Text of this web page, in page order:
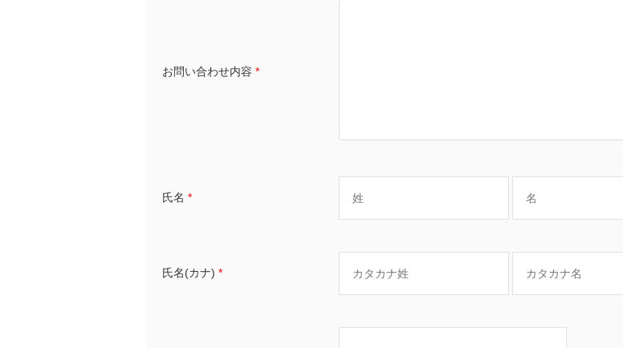
お問い合わせ内容 *
氏名 *
氏名(カナ) *